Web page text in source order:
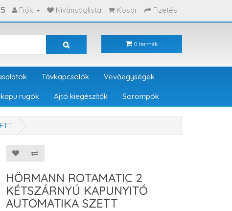
Fiók Kívánságlista Kosár Fizetés
0 termék
Távkapcsolók Vevőegységek
rugók Ajtó kiegészítők Sorompók
HÖRMANN ROTAMATIC 2
KÉTSZÁRNYÚ KAPUNYITÓ
AUTOMATIKA SZETT